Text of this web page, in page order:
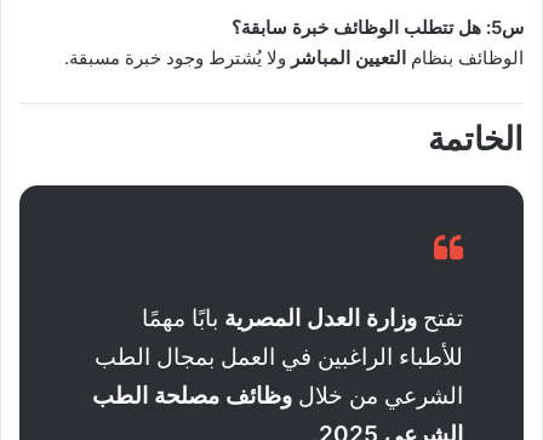
س5: هل تتطلب الوظائف خبرة سابقة؟
الوظائف بنظام التعيين المباشر ولا يُشترط وجود خبرة مسبقة.
الخاتمة
تفتح وزارة العدل المصرية بابًا مهمًا
للأطباء الراغبين في العمل بمجال الطب
الشرعي من خلال وظائف مصلحة الطب